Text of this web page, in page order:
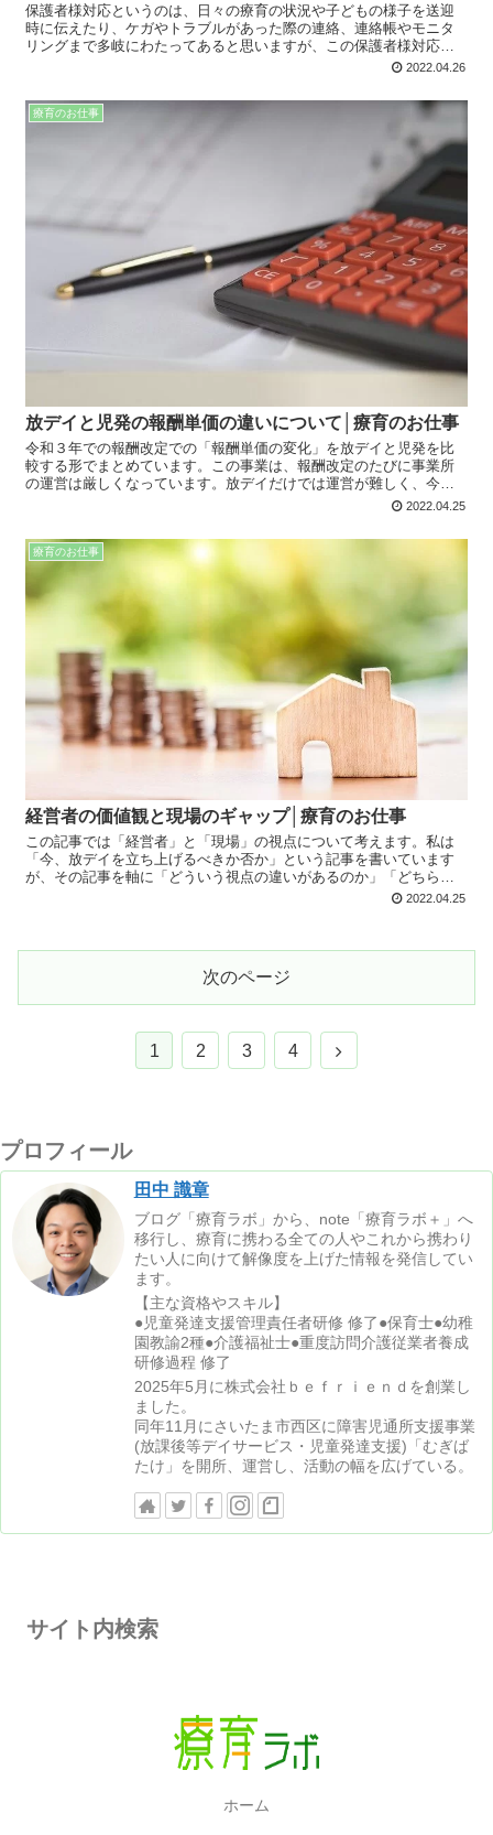
保護者様対応というのは、日々の療育の状況や子どもの様子を送迎
時に伝えたり、ケガやトラブルがあった際の連絡、連絡帳やモニタ
リングまで多岐にわたってあると思いますが、この保護者様対応で
信頼関係を作りクレームの少ないスムーズな事業所運営をしていき
2022.04.26
療育のお仕事
放デイと児発の報酬単価の違いについて│療育のお仕事
令和３年での報酬改定での「報酬単価の変化」を放デイと児発を比
較する形でまとめています。この事業は、報酬改定のたびに事業所
の運営は厳しくなっています。放デイだけでは運営が難しく、今後
児発も始めたいと思われている方に参考にして頂ける記事になって
2022.04.25
療育のお仕事
経営者の価値観と現場のギャップ│療育のお仕事
この記事では「経営者」と「現場」の視点について考えます。私は
「今、放デイを立ち上げるべきか否か」という記事を書いています
が、その記事を軸に「どういう視点の違いがあるのか」「どちらか
に合わせるしかないのか」といった部分を私なりの意見でまとめて
2022.04.25
次のページ
1 2 3 4
次
プロフィール
田中 識章
ブログ「療育ラボ」から、note「療育ラボ＋」へ
移行し、療育に携わる全ての人やこれから携わり
たい人に向けて解像度を上げた情報を発信してい
ます。
【主な資格やスキル】
●児童発達支援管理責任者研修 修了●保育士●幼稚
園教諭2種●介護福祉士●重度訪問介護従業者養成
研修過程 修了
2025年5月に株式会社ｂｅｆｒｉｅｎｄを創業し
ました。
同年11月にさいたま市西区に障害児通所支援事業
(放課後等デイサービス・児童発達支援)「むぎば
たけ」を開所、運営し、活動の幅を広げている。
サイト内検索
ホーム